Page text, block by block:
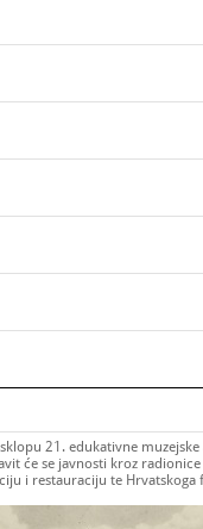
21. edukativne
će se javnosti kroz radionice
i restauraciju te Hrvatskoga